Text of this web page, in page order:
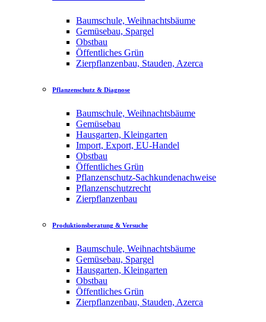
Baumschule, Weihnachtsbäume
Gemüsebau, Spargel
Obstbau
Öffentliches Grün
Zierpflanzenbau, Stauden, Azerca
Pflanzenschutz & Diagnose
Baumschule, Weihnachtsbäume
Gemüsebau
Hausgarten, Kleingarten
Import, Export, EU-Handel
Obstbau
Öffentliches Grün
Pflanzenschutz-Sachkundenachweise
Pflanzenschutzrecht
Zierpflanzenbau
Produktionsberatung & Versuche
Baumschule, Weihnachtsbäume
Gemüsebau, Spargel
Hausgarten, Kleingarten
Obstbau
Öffentliches Grün
Zierpflanzenbau, Stauden, Azerca